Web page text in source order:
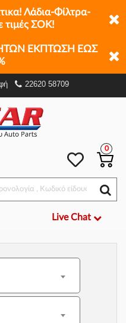
Λάδια-Φίλτρα-
τιμές ΣΟΚ!
ΕΚΠΤΩΣΗ ΕΩΣ
22620 58709
0
Live Chat